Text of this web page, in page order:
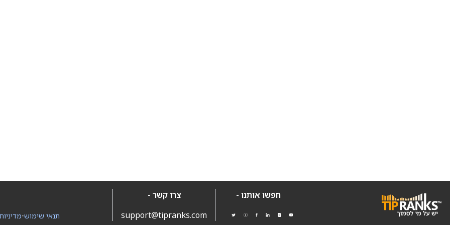
חפשו אותנו -
צרו קשר -
support@tipranks.com
•תנאי שימוש